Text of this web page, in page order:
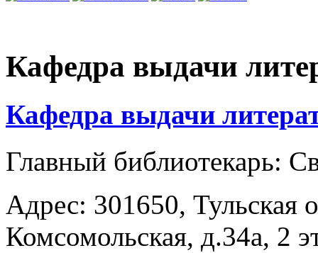
Кафедра выдачи
Кафедра выдачи
Главный библиотекарь:
Адрес: 301650, Тульская
Комсомольская, д.34а, 2